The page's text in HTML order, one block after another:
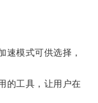
模式可供选择，
工具，让用户在